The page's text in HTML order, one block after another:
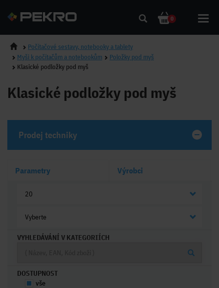
0
Počítačové sestavy, notebooky a tablety
Myši k počítačům a notebookům
Položky pod myš
Klasické podložky pod myš
Klasické podložky pod myš
Prodej techniky
Parametry Výrobci
20
Vyberte
VYHLEDÁVÁNÍ V KATEGORIÍCH
DOSTUPNOST
vše